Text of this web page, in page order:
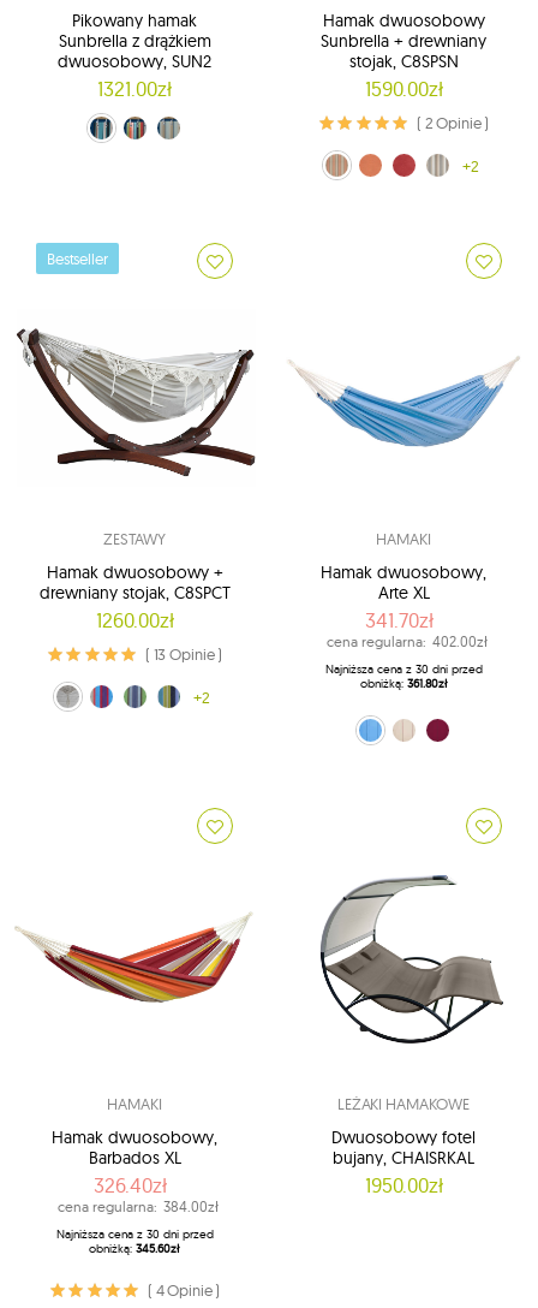
Pikowany hamak
Sunbrella z drążkiem
dwuosobowy, SUN2
1321.00zł
niebieski (SUN206)
kolorowy (SUN207)
błękitno-niebieski (SUN208)
Hamak dwuosobowy
Sunbrella + drewniany
stojak, C8SPSN
1590.00zł
( 2 Opinie )
pomarańczowo-szary (CA)
pomarańczowy (CO)
Czerwony (CR)
beżowo-szary (DO)
+2
Bestseller
ZESTAWY
Hamak dwuosobowy +
drewniany stojak, C8SPCT
1260.00zł
( 13 Opinie )
ecru (00)
tęczowy (20)
niebiesko-zielony (24)
niebiesko-żółty (29)
+2
HAMAKI
Hamak dwuosobowy,
Arte XL
341.70zł
cena regularna: 402.00zł
Najniższa cena z 30 dni przed
obniżką: 361.80zł
niebieski (Blue)
naturalny (Sand)
fuksja (Vino)
HAMAKI
Hamak dwuosobowy,
Barbados XL
326.40zł
cena regularna: 384.00zł
Najniższa cena z 30 dni przed
obniżką: 345.60zł
( 4 Opinie )
LEŻAKI HAMAKOWE
Dwuosobowy fotel
bujany, CHAISRKAL
1950.00zł